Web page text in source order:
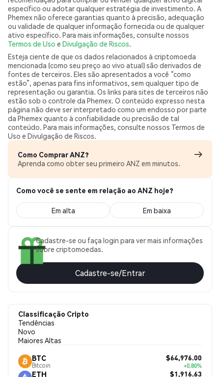
específico ou adotar qualquer estratégia de investimento. A
Phemex não oferece garantias quanto à precisão, adequação
ou validade de qualquer informação fornecida ou de qualquer
ativo específico. Para mais informações, consulte nossos
Termos de Uso e Divulgação de Riscos.
Esteja ciente de que os dados relacionados à criptomoeda
mencionada (como seu preço ao vivo atual) são derivados de
fontes de terceiros. Eles são apresentados a você “como
estão”, apenas para fins informativos, sem qualquer tipo de
representação ou garantia. Os links para sites de terceiros não
estão sob o controle da Phemex. O conteúdo expresso nesta
página não deve ser interpretado como um endosso por parte
da Phemex quanto à confiabilidade ou precisão de tal
conteúdo. Para mais informações, consulte nossos Termos de
Uso e Divulgação de Riscos.
Como Comprar ANZ?
Aprenda como obter seu primeiro ANZ em minutos.
Como você se sente em relação ao ANZ hoje?
Em alta Em baixa
Cadastre-se ou faça login para ver mais informações
sobre criptomoedas.
Cadastre-se/Entrar
Classificação Cripto
Tendências
Novo
Maiores Altas
BTC
Bitcoin
$64,976.00
+0.80%
ETH $1,916.63